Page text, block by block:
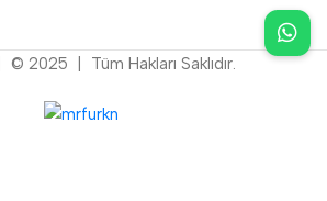
| © 2025 | Tüm Hakları Saklıdır.